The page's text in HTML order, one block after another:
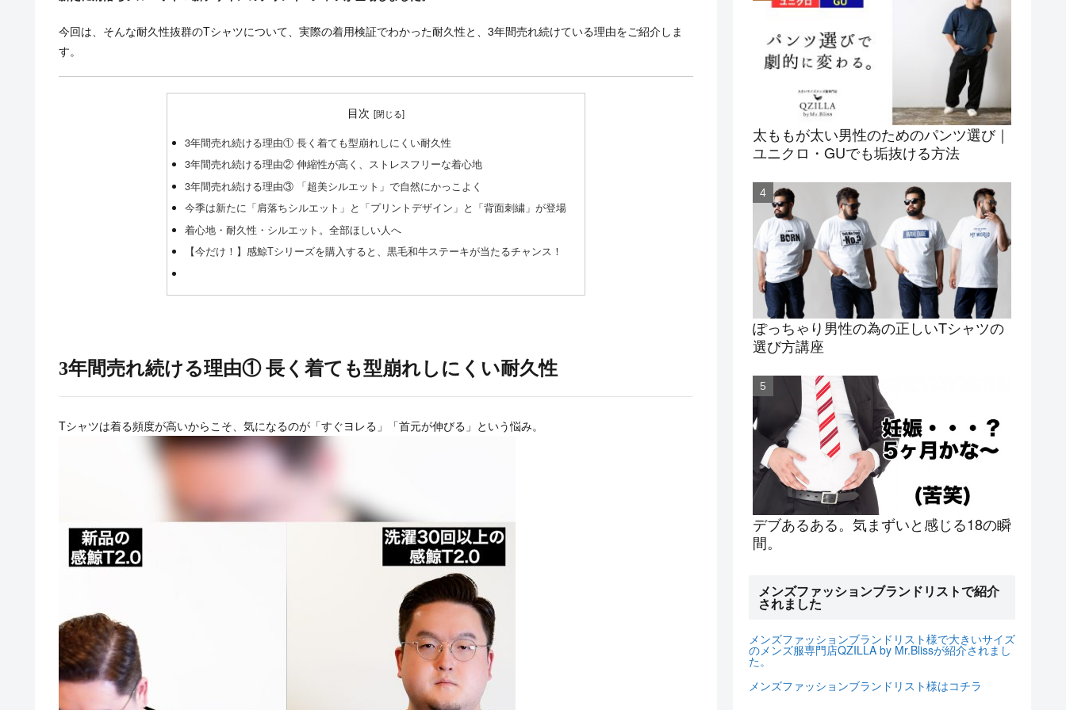
今回は、そんな耐久性抜群のTシャツについて、実際の着用検証でわかった耐久性と、3年間売れ続けている理由をご紹介しま
す。
目次
3年間売れ続ける理由① 長く着ても型崩れしにくい耐久性
3年間売れ続ける理由② 伸縮性が高く、ストレスフリーな着心地
3年間売れ続ける理由③ 「超美シルエット」で自然にかっこよく
今季は新たに「肩落ちシルエット」と「プリントデザイン」と「背面刺繍」が登場
着心地・耐久性・シルエット。全部ほしい人へ
【今だけ！】感鯨Tシリーズを購入すると、黒毛和牛ステーキが当たるチャンス！
3年間売れ続ける理由① 長く着ても型崩れしにくい耐久性
Tシャツは着る頻度が高いからこそ、気になるのが「すぐヨレる」「首元が伸びる」という悩み。
太ももが太い男性のためのパンツ選び｜
ユニクロ・GUでも垢抜ける方法
ぽっちゃり男性の為の正しいTシャツの
選び方講座
デブあるある。気まずいと感じる18の瞬
間。
メンズファッションブランドリストで紹介
されました
メンズファッションブランドリスト様で大きいサイズ
のメンズ服専門店QZILLA by Mr.Blissが紹介されまし
た。
メンズファッションブランドリスト様はコチラ